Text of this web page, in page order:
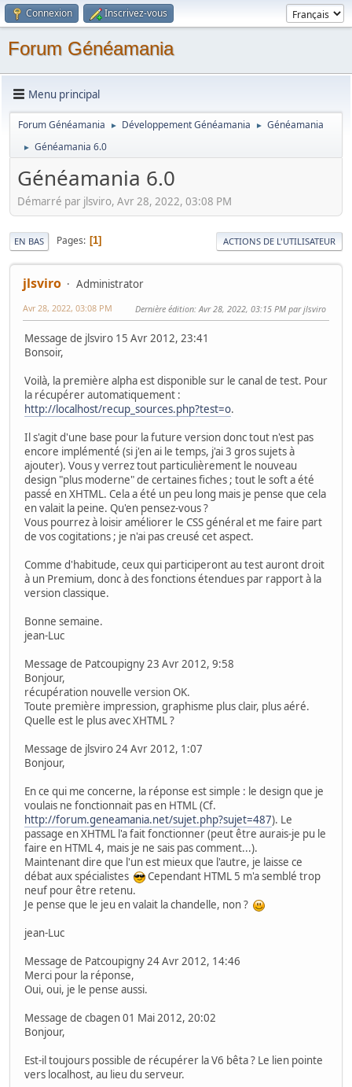
Connexion Inscrivez-vous
Forum Généamania
Menu principal
Forum Généamania ► Développement Généamania ► Généamania
► Généamania 6.0
Généamania 6.0
Démarré par jlsviro, Avr 28, 2022, 03:08 PM
EN BAS Pages 1 ACTIONS DE L'UTILISATEUR
jlsviro Administrator
Avr 28, 2022, 03:08 PM Dernière édition: Avr 28, 2022, 03:15 PM par jlsviro
Message de jlsviro 15 Avr 2012, 23:41
Bonsoir,
Voilà, la première alpha est disponible sur le canal de test. Pour
la récupérer automatiquement :
http://localhost/recup_sources.php?test=o.
Il s'agit d'une base pour la future version donc tout n'est pas
encore implémenté (si j'en ai le temps, j'ai 3 gros sujets à
ajouter). Vous y verrez tout particulièrement le nouveau
design "plus moderne" de certaines fiches ; tout le soft a été
passé en XHTML. Cela a été un peu long mais je pense que cela
en valait la peine. Qu'en pensez-vous ?
Vous pourrez à loisir améliorer le CSS général et me faire part
de vos cogitations ; je n'ai pas creusé cet aspect.
Comme d'habitude, ceux qui participeront au test auront droit
à un Premium, donc à des fonctions étendues par rapport à la
version classique.
Bonne semaine.
jean-Luc
Message de Patcoupigny 23 Avr 2012, 9:58
Bonjour,
récupération nouvelle version OK.
Toute première impression, graphisme plus clair, plus aéré.
Quelle est le plus avec XHTML ?
Message de jlsviro 24 Avr 2012, 1:07
Bonjour,
En ce qui me concerne, la réponse est simple : le design que je
voulais ne fonctionnait pas en HTML (Cf.
http://forum.geneamania.net/sujet.php?sujet=487). Le
passage en XHTML l'a fait fonctionner (peut être aurais-je pu le
faire en HTML 4, mais je ne sais pas comment...).
Maintenant dire que l'un est mieux que l'autre, je laisse ce
débat aux spécialistes
Cependant HTML 5 m'a semblé trop
neuf pour être retenu.
Je pense que le jeu en valait la chandelle, non ?
jean-Luc
Message de Patcoupigny 24 Avr 2012, 14:46
Merci pour la réponse,
Oui, oui, je le pense aussi.
Message de cbagen 01 Mai 2012, 20:02
Bonjour,
Est-il toujours possible de récupérer la V6 bêta ? Le lien pointe
vers localhost, au lieu du serveur.